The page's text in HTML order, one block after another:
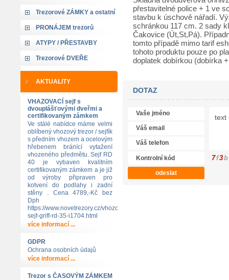
Trezorové ZÁMKY a ostatní
PRONÁJEM trezorů
ATYPY / PŘESTAVBY
Trezorové DVEŘE
AKTUALITY
VHAZOVACÍ sejf s
dvouplášťovými dveřmi a
certifikovaným zámkem
Ve stálé nabídce máme velmi
oblíbený vhozový trezor / sejfík
s předním vhozem a ocelovým
hřebenem bránící vytažení
vhozeného předmětu. Sejf RD
40 je vybaven kvalitním
certifikovaným zámkem a je již
od výroby připraven pro
kotvení do podlahy i zadní
stěny . Cena 4789,-Kč bez
Dph
https://www.novetrezory.cz/vhozovy-
sejf-griff-rd-35-i1704.html
více informací ...
GDPR
Ochrana osobních údajů
více informací ...
Trezor s ČASOVÝM ZÁMKEM
přestavitelné police + 1 ve
stavbu k úschově nářadí.
schránkou 117 cm. 2 sady
Čakovice (Út,St,Pá).
tomto případě mimo tarif
tohoto produktu pouze po
doplatek dobírkou (dobírka
DOTAZ
7f3b